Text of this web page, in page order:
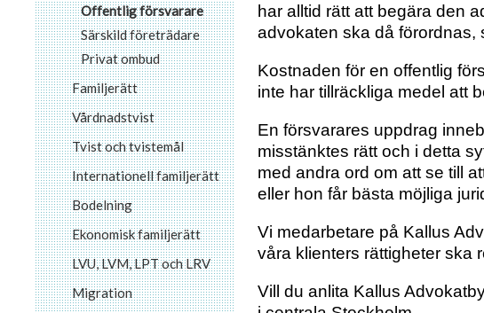
Offentlig försvarare
Särskild företrädare
Privat ombud
Familjerätt
Vårdnadstvist
Tvist och tvistemål
Internationell familjerätt
Bodelning
Ekonomisk familjerätt
LVU, LVM, LPT och LRV
Migration
har alltid rätt att begära den
advokaten ska då förordnas,
Kostnaden för en offentlig
inte har tillräckliga medel att
En försvarares uppdrag
misstänktes rätt och i detta
med andra ord om att se till
eller hon får bästa möjliga
Vi medarbetare på Kallus
våra klienters rättigheter ska
Vill du anlita Kallus